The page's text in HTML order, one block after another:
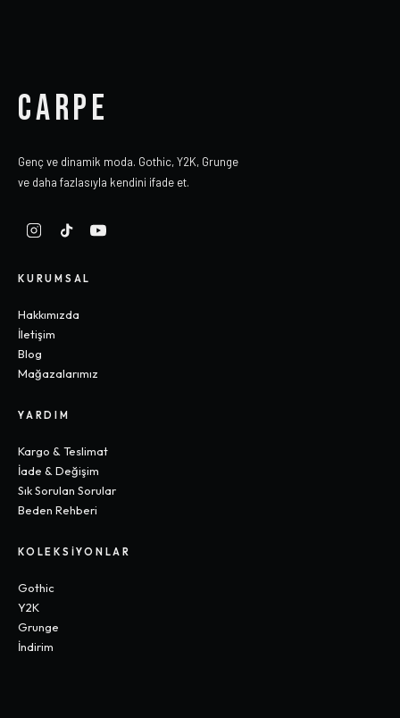
CARPE
Genç ve dinamik moda. Gothic, Y2K, Grunge
ve daha fazlasıyla kendini ifade et.
KURUMSAL
Hakkımızda
İletişim
Blog
Mağazalarımız
YARDIM
Kargo & Teslimat
İade & Değişim
Sık Sorulan Sorular
Beden Rehberi
KOLEKSIYONLAR
Gothic
Y2K
Grunge
İndirim